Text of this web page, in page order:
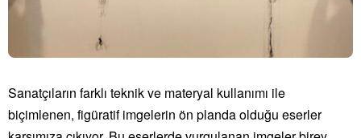
Sanatçıların farklı teknik ve materyal kullanımı ile
biçimlenen, figüratif imgelerin ön planda olduğu eserler